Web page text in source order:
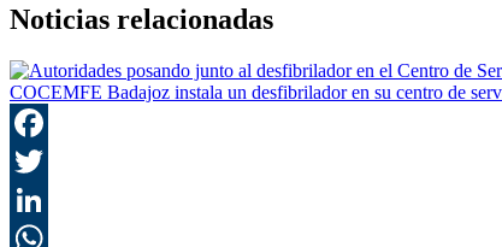
Noticias relacionadas
COCEMFE Badajoz instala un desfibrilador en su centro de